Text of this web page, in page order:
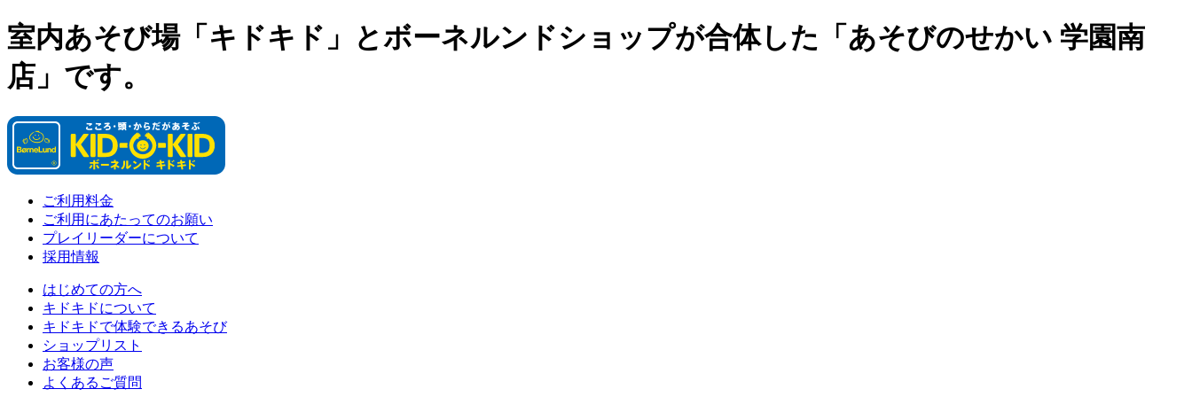
室内あそび場「キドキド」とボーネルンドショップが合体した「あそびのせかい 学園南
店」です。
ご利用料金
ご利用にあたってのお願い
プレイリーダーについて
採用情報
はじめての方へ
キドキドについて
キドキドで体験できるあそび
ショップリスト
お客様の声
よくあるご質問